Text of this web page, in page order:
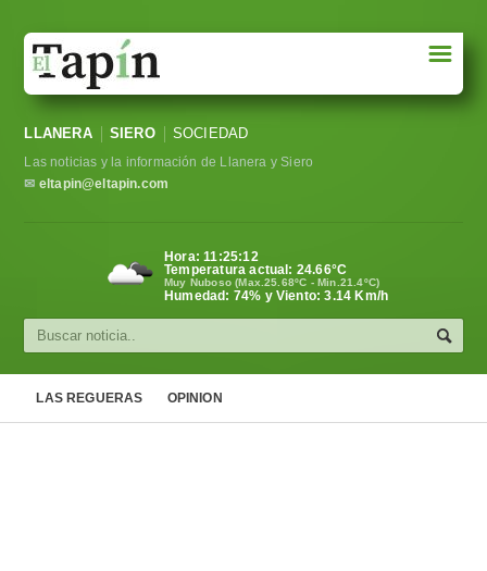
Sociedad
Política
Cultura
☰
LLANERA SIERO SOCIEDAD
Las noticias y la información de Llanera y Siero
✉ eltapin@eltapin.com
Hora:11:25:13
Temperatura actual: 24.66°C
Muy Nuboso (Max.25.68ºC - Min.21.4ºC)
Humedad: 74% y Viento: 3.14 Km/h
LAS REGUERAS OPINION